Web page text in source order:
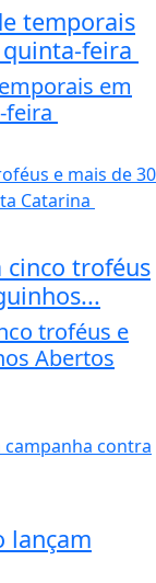
temporais
feira
em
feira
cinco troféus
troféus e
Abertos
lançam